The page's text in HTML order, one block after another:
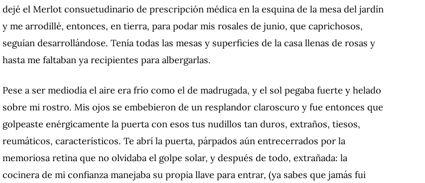
dejé el Merlot consuetudinario de prescripción médica en la esquina de la mesa del jardín
y me arrodillé, entonces, en tierra, para podar mis rosales de junio, que caprichosos,
seguían desarrollándose. Tenía todas las mesas y superficies de la casa llenas de rosas y
hasta me faltaban ya recipientes para albergarlas.
Pese a ser mediodía el aire era frío como el de madrugada, y el sol pegaba fuerte y helado
sobre mi rostro. Mis ojos se embebieron de un resplandor claroscuro y fue entonces que
golpeaste enérgicamente la puerta con esos tus nudillos tan duros, extraños, tiesos,
reumáticos, característicos. Te abrí la puerta, párpados aún entrecerrados por la
memoriosa retina que no olvidaba el golpe solar, y después de todo, extrañada: la
cocinera de mi confianza manejaba su propia llave para entrar, (ya sabes que jamás fui